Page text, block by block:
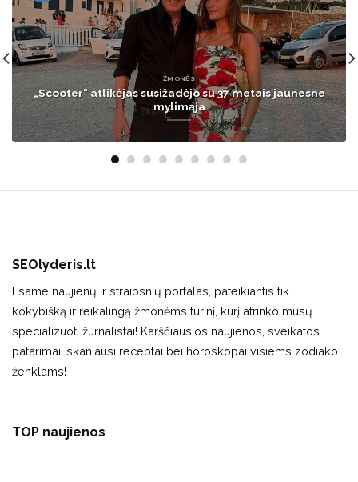
GYVENIMAS
Mirė žinomas serialų aktorius: vyrui buvo 48-eri
SEOlyderis.lt
Esame naujienų ir straipsnių portalas, pateikiantis tik
kokybišką ir reikalingą žmonėms turinį, kurį atrinko mūsų
specializuoti žurnalistai! Karščiausios naujienos, sveikatos
patarimai, skaniausi receptai bei horoskopai visiems zodiako
ženklams!
TOP naujienos